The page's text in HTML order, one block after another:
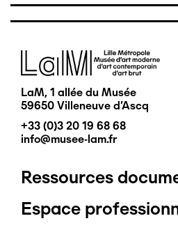
Image
LaM, 1 allée du Musée
59650 Villeneuve d'Ascq
+33 (0)3 20 19 68 68
info@musee-lam.fr
Pied
de
Ressources
Espace